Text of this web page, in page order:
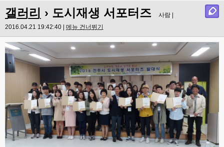
갤러리 › 도시재생 서포터즈
사람 |
2016.04.21 19:42:40 | 메뉴 건너뛰기